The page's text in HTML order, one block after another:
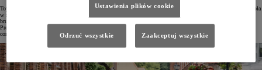
Toyota bZ4X dostępna jest w wersji przednionapędowej generującej 204 KM oraz z napędem na wszystkie koła
w systemie XMODE o mocy 218 KM. Zamontowany akumulator litowo-jonowy o pojemności 71,4 kWh
brutto/64 kWh netto objęty jest standardową 8-letnią gwarancją fabryczną lub do 160 000 km przebiegu.
Program Extended Battery Care wydłuża ochronę do 10 lat lub miliona kilometrów, wymagając jedynie
corocznej kontroli baterii.
Ustawienia plików cookie
Odrzuć wszystkie Zaakceptuj wszystkie